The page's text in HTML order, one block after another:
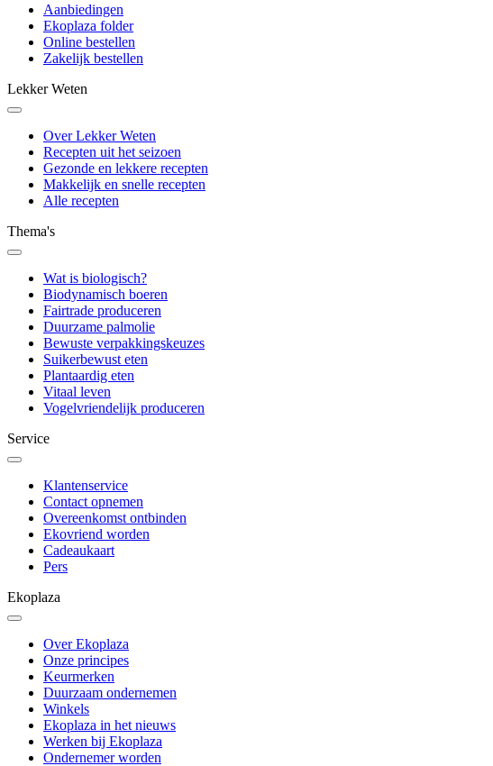
Aanbiedingen
Ekoplaza folder
Online bestellen
Zakelijk bestellen
Lekker Weten
Over Lekker Weten
Recepten uit het seizoen
Gezonde en lekkere recepten
Makkelijk en snelle recepten
Alle recepten
Thema's
Wat is biologisch?
Biodynamisch boeren
Fairtrade produceren
Duurzame palmolie
Bewuste verpakkingskeuzes
Suikerbewust eten
Plantaardig eten
Vitaal leven
Vogelvriendelijk produceren
Service
Klantenservice
Contact opnemen
Overeenkomst ontbinden
Ekovriend worden
Cadeaukaart
Pers
Ekoplaza
Over Ekoplaza
Onze principes
Keurmerken
Duurzaam ondernemen
Winkels
Ekoplaza in het nieuws
Werken bij Ekoplaza
Ondernemer worden